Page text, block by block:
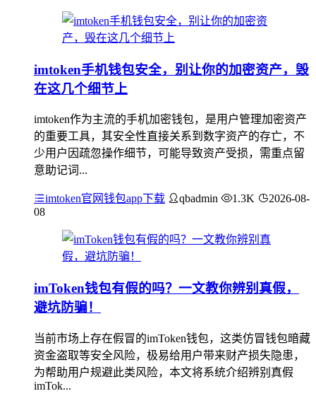
imtoken手机钱包安全，别让你的加密资产，毁
在这几个细节上
imtoken作为主流的手机加密钱包，是用户管理加密资产
的重要工具，其安全性直接关系到数字资产的存亡，不
少用户因疏忽操作细节，可能导致资产受损，需重点留
意助记词...
imtoken官网钱包app下载 qbadmin 1.3K
2026-08-
08
imToken钱包有假的吗？一文教你辨别真假，
避坑防骗！
当前市场上存在假冒的imToken钱包，这类仿冒钱包暗藏
资金盗取等安全风险，极易给用户带来财产损失隐患，
为帮助用户规避此类风险，本文将系统介绍辨别真假
imTok...